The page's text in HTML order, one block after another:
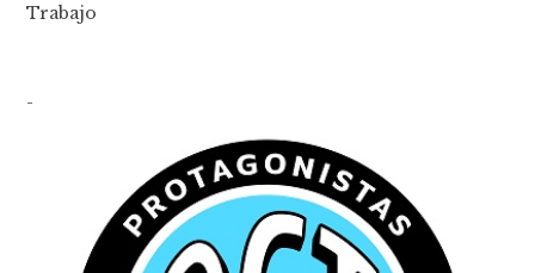
Trabajo
-